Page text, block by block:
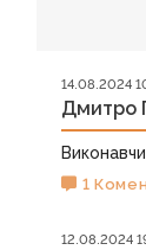
14.08.2024
Дмитро
1
12.08.2024